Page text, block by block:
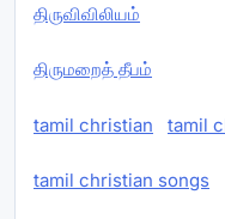
திருவிவிலியம்
திருமறைத் தீபம்
tamil christian tamil
tamil christian songs